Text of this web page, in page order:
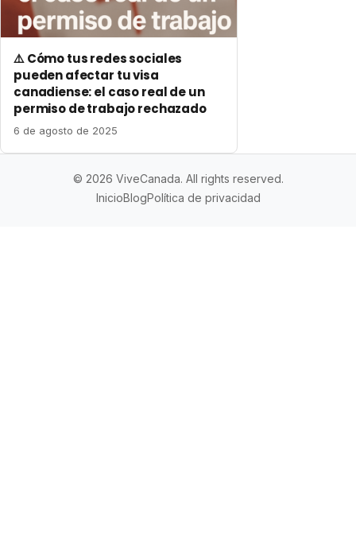
⚠️ Cómo tus redes sociales
pueden afectar tu visa
canadiense: el caso real de un
permiso de trabajo rechazado
6 de agosto de 2025
© 2026 ViveCanada. All rights reserved.
InicioBlogPolítica de privacidad